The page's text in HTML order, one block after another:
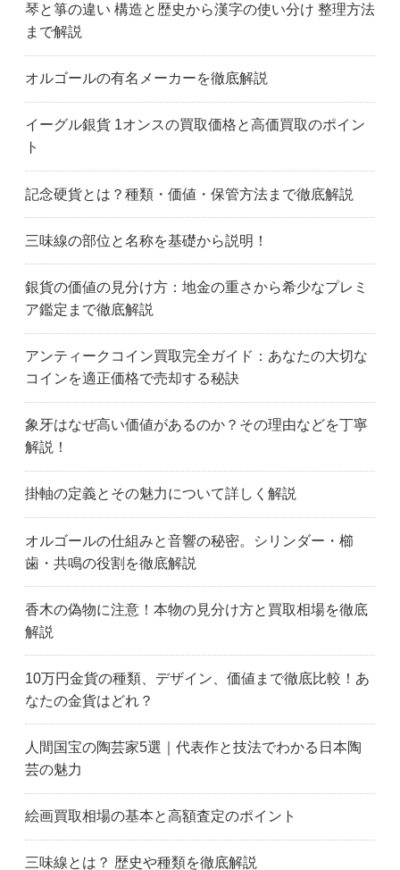
琴と箏の違い 構造と歴史から漢字の使い分け 整理方法
まで解説
オルゴールの有名メーカーを徹底解説
イーグル銀貨 1オンスの買取価格と高価買取のポイン
ト
記念硬貨とは？種類・価値・保管方法まで徹底解説
三味線の部位と名称を基礎から説明！
銀貨の価値の見分け方：地金の重さから希少なプレミ
ア鑑定まで徹底解説
アンティークコイン買取完全ガイド：あなたの大切な
コインを適正価格で売却する秘訣
象牙はなぜ高い価値があるのか？その理由などを丁寧
解説！
掛軸の定義とその魅力について詳しく解説
オルゴールの仕組みと音響の秘密。シリンダー・櫛
歯・共鳴の役割を徹底解説
香木の偽物に注意！本物の見分け方と買取相場を徹底
解説
10万円金貨の種類、デザイン、価値まで徹底比較！あ
なたの金貨はどれ？
人間国宝の陶芸家5選｜代表作と技法でわかる日本陶
芸の魅力
絵画買取相場の基本と高額査定のポイント
三味線とは？ 歴史や種類を徹底解説